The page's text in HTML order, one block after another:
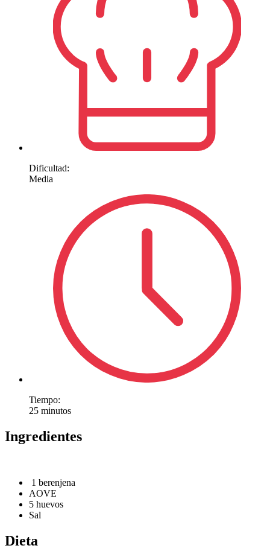
Dificultad:
Media
Tiempo:
25 minutos
Ingredientes
1 berenjena
AOVE
5 huevos
Sal
Dieta